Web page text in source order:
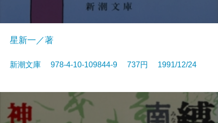
星新一／著
新潮文庫 978-4-10-109844-9 737円 1991/12/24